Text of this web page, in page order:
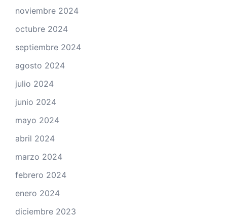
noviembre 2024
octubre 2024
septiembre 2024
agosto 2024
julio 2024
junio 2024
mayo 2024
abril 2024
marzo 2024
febrero 2024
enero 2024
diciembre 2023